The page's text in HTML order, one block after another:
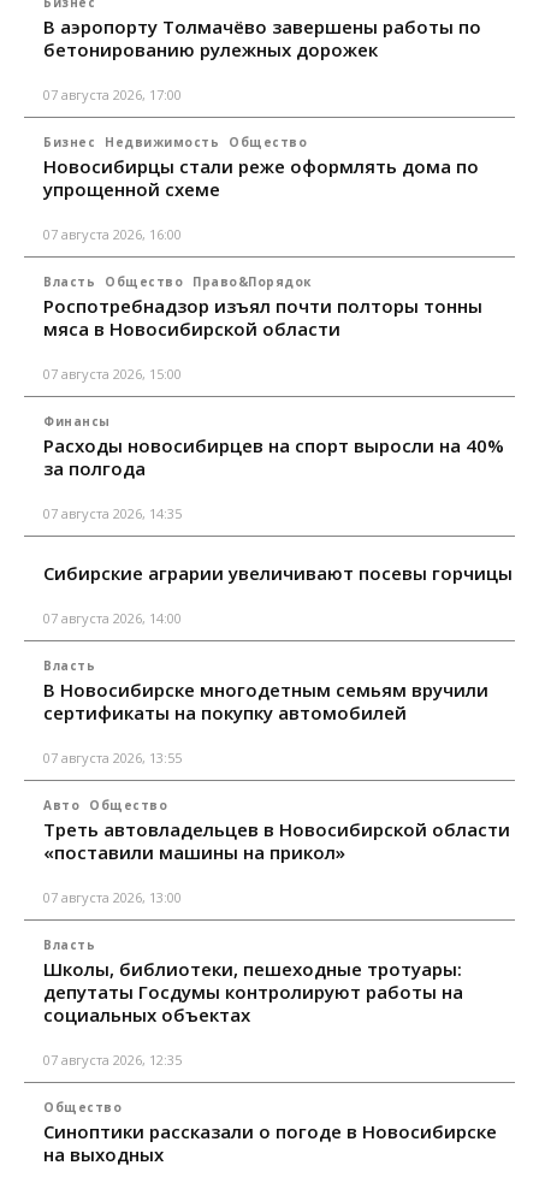
В аэропорту Толмачёво завершены работы по
бетонированию рулежных дорожек
07 августа 2026, 17:00
Бизнес Недвижимость Общество
Новосибирцы стали реже оформлять дома по
упрощенной схеме
07 августа 2026, 16:00
Власть Общество Право&Порядок
Роспотребнадзор изъял почти полторы тонны
мяса в Новосибирской области
07 августа 2026, 15:00
Финансы
Расходы новосибирцев на спорт выросли на 40%
за полгода
07 августа 2026, 14:35
Сибирские аграрии увеличивают посевы горчицы
07 августа 2026, 14:00
Власть
В Новосибирске многодетным семьям вручили
сертификаты на покупку автомобилей
07 августа 2026, 13:55
Авто Общество
Треть автовладельцев в Новосибирской области
«поставили машины на прикол»
07 августа 2026, 13:00
Власть
Школы, библиотеки, пешеходные тротуары:
депутаты Госдумы контролируют работы на
социальных объектах
07 августа 2026, 12:35
Общество
Синоптики рассказали о погоде в Новосибирске
на выходных